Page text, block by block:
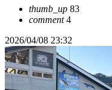
thumb_up 83
comment4
2026/04/08 23:32